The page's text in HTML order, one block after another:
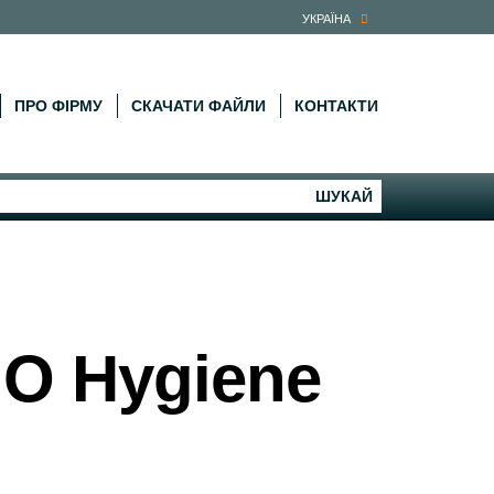
УКРАЇНА
ПРО ФІРМУ СКАЧАТИ ФАЙЛИ КОНТАКТИ
ШУКАЙ
Hygiene